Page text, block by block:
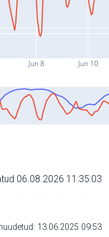
Jun 8 Jun 10
06.08.2026 11:35:03
13.06.2025 09:53